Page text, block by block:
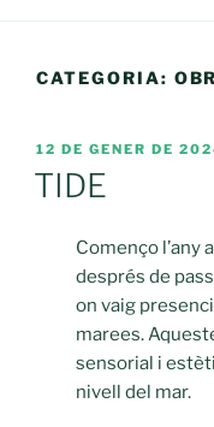
CATEGORIA:
PUBLICAT
A
12 DE GENER DE
TIDE
Començo l’any
després de
on vaig
marees.
sensorial i
nivell del mar.